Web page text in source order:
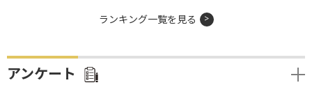
ランキング一覧を見る
アンケート